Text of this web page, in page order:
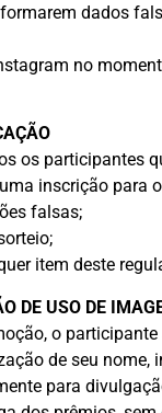
dados
no
os participantes
inscrição para
falsas;
item deste
DE USO DE
o participante
de seu nome,
para